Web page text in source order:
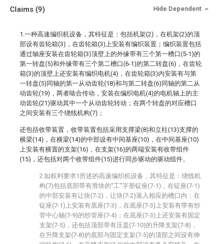
Claims (9) Hide Dependent
1.一种高速编织机设备，其特征是：包括机架(2)，在机架(2)的顶
部设有齿轮箱(3)，在齿轮箱(3)上安装有编织装置；编织装置包括
通过轴座安装在齿轮箱(3)顶壁上的外缘带有三个第一槽口(5-1)的
第一转盘(5)和外缘带有三个第二槽口(6-1)的第二转盘(6)，在齿轮
箱(3)的顶壁上还安装有编织电机(4)，在齿轮箱(3)内安装有与第
一转盘(5)同轴的第一从动齿轮(18)和与第二转盘(6)同轴的第二从
动齿轮(19)，两者啮合传动，安装在编织电机(4)的电机轴上的主
动齿轮(21)驱动其中一个从动齿轮转动；在两个转盘的对应槽口
之间安装有三个绕线机构(7)；
还包括收带装置，收带装置包括采用支撑梁(8)和立柱(13)支撑的
横梁(14)，在横梁(14)的中部设有中间基座(10)，在中间基座(10)
上安装有横置的支架(16)，在支架(16)的两端安装有收带组件
(15)，还包括对两个收带组件(15)进行同步驱动的驱动组件。
2.如权利要求1所述的高速编织机设备，其特征是：绕线机
构(7)包括底部带有滑块的“工”字形锭座(7-1)，在锭座(7-1)
的中部安装有让块(7-2)，让块(7-2)落入相应的槽口内；在
锭座(7-1)上安装有底座(7-3)，在底座(7-3)上安装有带有纱
管中心轴(7-9)的纱管座(7-4)；在底座(7-3)上还安装有固定
支架(7-5)，还包括顶部带有压盖(7-10)的升降支架(7-8)，
在升降支架(7-8)的底部与固定支架(7-5)的顶部之间设有伸